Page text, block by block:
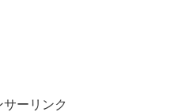
サーリンク